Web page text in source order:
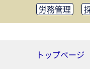
労務管理
知財管理
トップページ